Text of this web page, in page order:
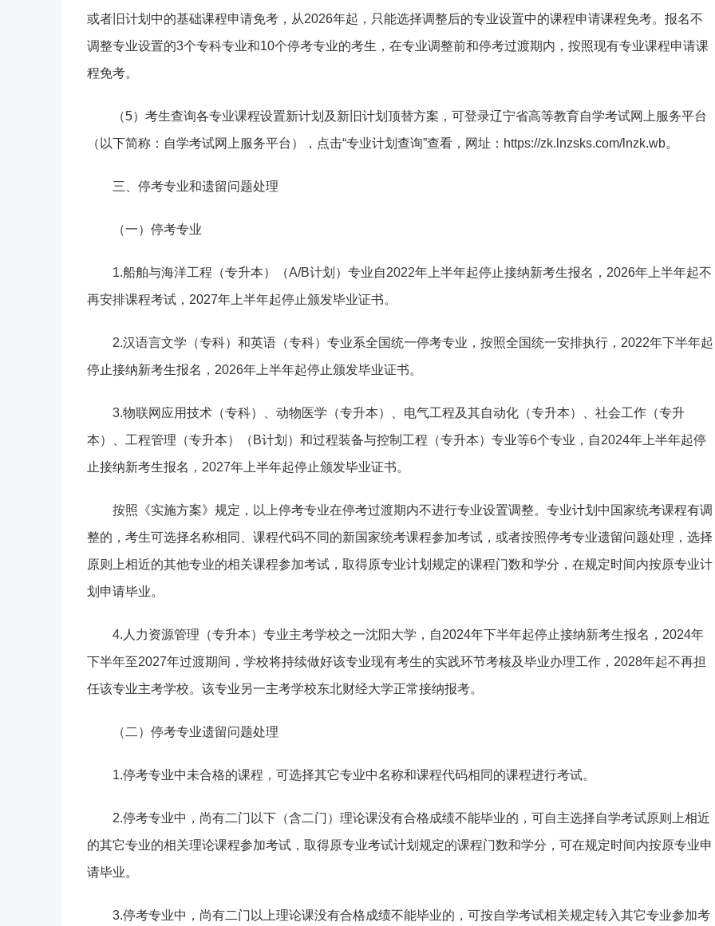
或者旧计划中的基础课程申请免考，从2026年起，只能选择调整后的专业设置中的课程申请课程免考。报名不
调整专业设置的3个专科专业和10个停考专业的考生，在专业调整前和停考过渡期内，按照现有专业课程申请课
程免考。
（5）考生查询各专业课程设置新计划及新旧计划顶替方案，可登录辽宁省高等教育自学考试网上服务平台
（以下简称：自学考试网上服务平台），点击“专业计划查询”查看，网址：https://zk.lnzsks.com/lnzk.wb。
三、停考专业和遗留问题处理
（一）停考专业
1.船舶与海洋工程（专升本）（A/B计划）专业自2022年上半年起停止接纳新考生报名，2026年上半年起不
再安排课程考试，2027年上半年起停止颁发毕业证书。
2.汉语言文学（专科）和英语（专科）专业系全国统一停考专业，按照全国统一安排执行，2022年下半年起
停止接纳新考生报名，2026年上半年起停止颁发毕业证书。
3.物联网应用技术（专科）、动物医学（专升本）、电气工程及其自动化（专升本）、社会工作（专升
本）、工程管理（专升本）（B计划）和过程装备与控制工程（专升本）专业等6个专业，自2024年上半年起停
止接纳新考生报名，2027年上半年起停止颁发毕业证书。
按照《实施方案》规定，以上停考专业在停考过渡期内不进行专业设置调整。专业计划中国家统考课程有调
整的，考生可选择名称相同、课程代码不同的新国家统考课程参加考试，或者按照停考专业遗留问题处理，选择
原则上相近的其他专业的相关课程参加考试，取得原专业计划规定的课程门数和学分，在规定时间内按原专业计
划申请毕业。
4.人力资源管理（专升本）专业主考学校之一沈阳大学，自2024年下半年起停止接纳新考生报名，2024年
下半年至2027年过渡期间，学校将持续做好该专业现有考生的实践环节考核及毕业办理工作，2028年起不再担
任该专业主考学校。该专业另一主考学校东北财经大学正常接纳报考。
（二）停考专业遗留问题处理
1.停考专业中未合格的课程，可选择其它专业中名称和课程代码相同的课程进行考试。
2.停考专业中，尚有二门以下（含二门）理论课没有合格成绩不能毕业的，可自主选择自学考试原则上相近
的其它专业的相关理论课程参加考试，取得原专业考试计划规定的课程门数和学分，可在规定时间内按原专业申
请毕业。
3.停考专业中，尚有二门以上理论课没有合格成绩不能毕业的，可按自学考试相关规定转入其它专业参加考